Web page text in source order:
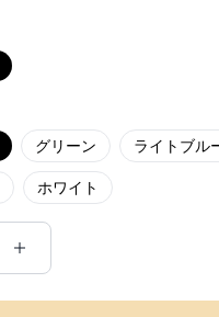
グリーン ライトブル
ホワイト